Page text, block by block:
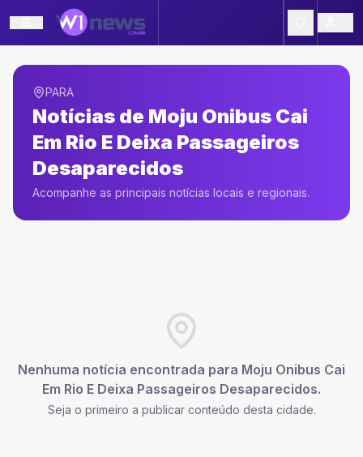
PARA
Notícias de Moju Onibus Cai
Em Rio E Deixa Passageiros
Desaparecidos
Acompanhe as principais notícias locais e regionais.
Nenhuma notícia encontrada para Moju Onibus Cai
Em Rio E Deixa Passageiros Desaparecidos.
Seja o primeiro a publicar conteúdo desta cidade.